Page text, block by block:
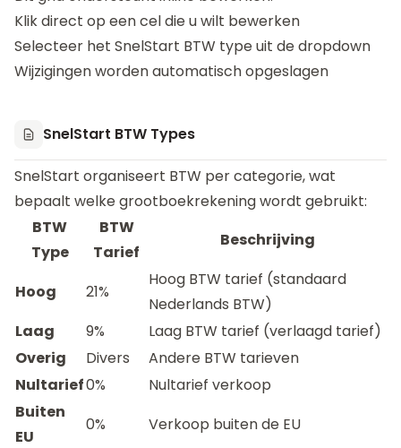
Klik direct op een cel die u wilt bewerken
Selecteer het SnelStart BTW type uit de dropdown
Wijzigingen worden automatisch opgeslagen
SnelStart BTW Types
SnelStart organiseert BTW per categorie, wat
bepaalt welke grootboekrekening wordt gebruikt:
BTW
Type
BTW
Tarief
Beschrijving
Hoog 21%
Hoog BTW tarief (standaard
Nederlands BTW)
Laag
9%
Laag BTW tarief (verlaagd tarief)
Overig
Divers
Andere BTW tarieven
Nultarief0%
Nultarief verkoop
Buiten
EU
0%
Verkoop buiten de EU